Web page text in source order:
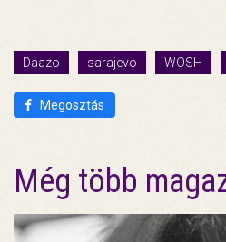
Daazo sarajevo WOSH
Megosztás
Még több